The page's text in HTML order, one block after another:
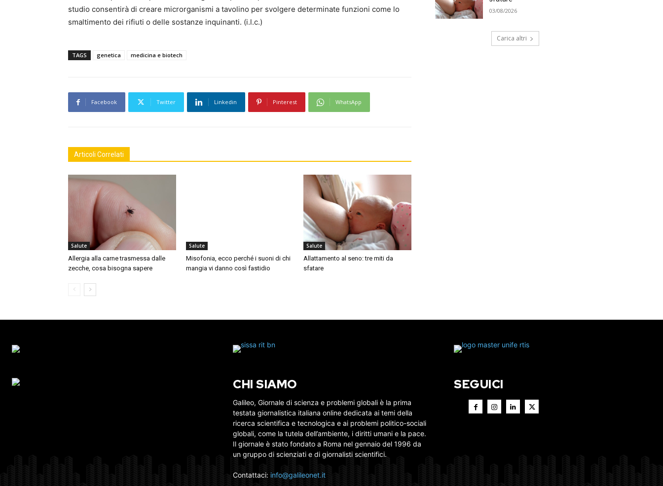
studio consentirà di creare microrganismi a tavolino per svolgere determinate funzioni come lo
smaltimento dei rifiuti o delle sostanze inquinanti. (i.l.c.)
TAGS genetica medicina e biotech
Facebook Twitter Linkedin Pinterest WhatsApp
Articoli Correlati
Salute
Allergia alla carne trasmessa dalle
zecche, cosa bisogna sapere
Salute
Misofonia, ecco perché i suoni di chi
mangia vi danno così fastidio
Salute
Allattamento al seno: tre miti da
sfatare
03/08/2026
Carica altri
CHI SIAMO
Galileo, Giornale di scienza e problemi globali è la prima
testata giornalistica italiana online dedicata ai temi della
ricerca scientifica e tecnologica e ai problemi politico-sociali
globali, come la tutela dell’ambiente, i diritti umani e la pace.
Il giornale è stato fondato a Roma nel gennaio del 1996 da
un gruppo di scienziati e di giornalisti scientifici.
Contattaci: info@galileonet.it
SEGUICI